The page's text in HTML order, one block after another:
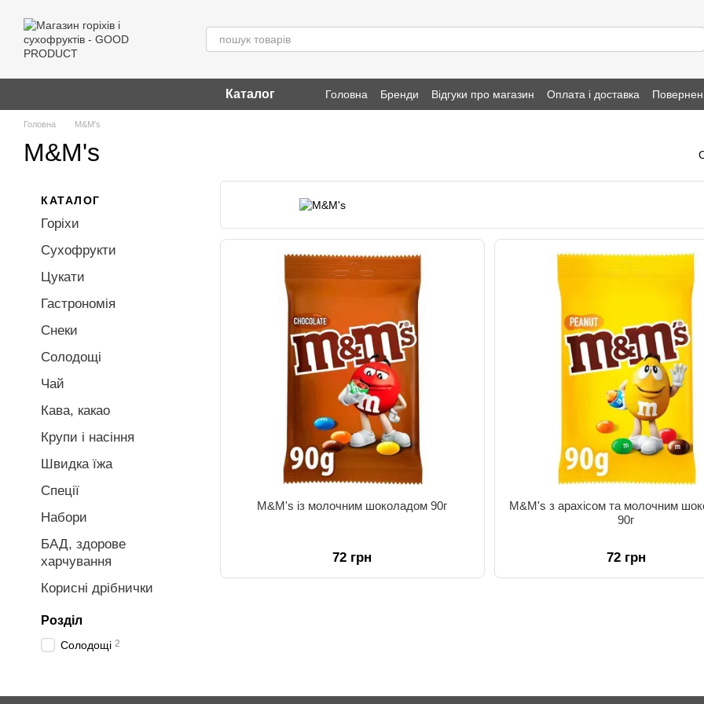
Каталог Головна Бренди Відгуки про магазин Оплата і доставка
Головна M&M's
M&M's
M&M's із молочним шоколадом 90г
72 грн
M&M's з арахісом та молочним
90г
72 грн
КАТАЛОГ
Горіхи
Сухофрукти
Цукати
Гастрономія
Снеки
Солодощі
Чай
Кава, какао
Крупи і насіння
Швидка їжа
Спеції
Набори
БАД, здорове
харчування
Корисні дрібнички
Розділ
Солодощі 2